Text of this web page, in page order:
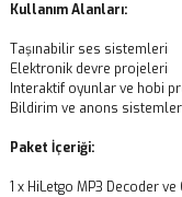
Kullanım Alanları:
Taşınabilir ses sistemleri
Elektronik devre projeleri
Interaktif oyunlar ve hobi
Bildirim ve anons
Paket İçeriği:
1 x HiLetgo MP3 Decoder